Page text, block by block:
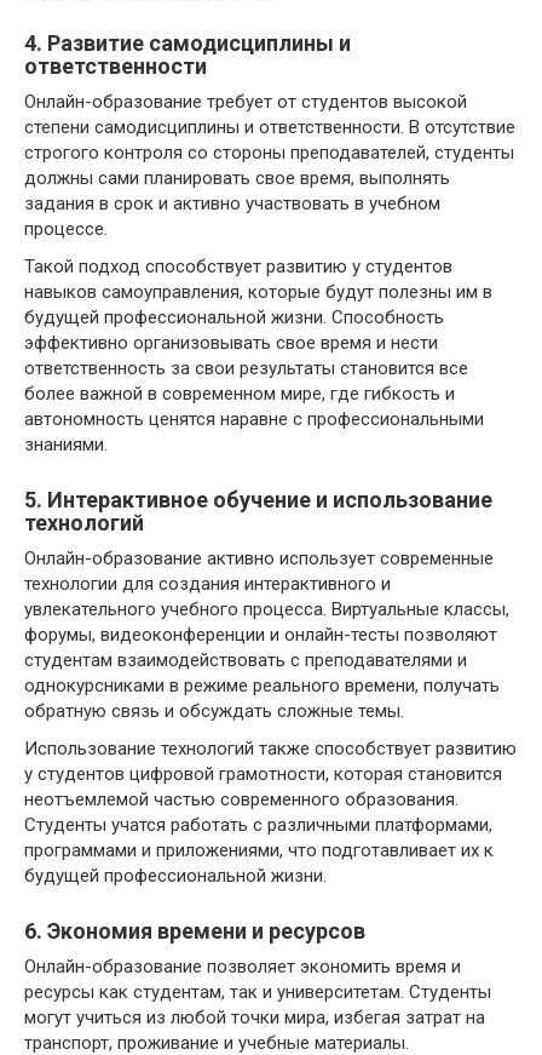
4. Развитие самодисциплины и
ответственности
Онлайн-образование требует от студентов высокой
степени самодисциплины и ответственности. В отсутствие
строгого контроля со стороны преподавателей, студенты
должны сами планировать свое время, выполнять
задания в срок и активно участвовать в учебном
процессе.
Такой подход способствует развитию у студентов
навыков самоуправления, которые будут полезны им в
будущей профессиональной жизни. Способность
эффективно организовывать свое время и нести
ответственность за свои результаты становится все
более важной в современном мире, где гибкость и
автономность ценятся наравне с профессиональными
знаниями.
5. Интерактивное обучение и использование
технологий
Онлайн-образование активно использует современные
технологии для создания интерактивного и
увлекательного учебного процесса. Виртуальные классы,
форумы, видеоконференции и онлайн-тесты позволяют
студентам взаимодействовать с преподавателями и
однокурсниками в режиме реального времени, получать
обратную связь и обсуждать сложные темы.
Использование технологий также способствует развитию
у студентов цифровой грамотности, которая становится
неотъемлемой частью современного образования.
Студенты учатся работать с различными платформами,
программами и приложениями, что подготавливает их к
будущей профессиональной жизни.
6. Экономия времени и ресурсов
Онлайн-образование позволяет экономить время и
ресурсы как студентам, так и университетам. Студенты
могут учиться из любой точки мира, избегая затрат на
транспорт, проживание и учебные материалы.